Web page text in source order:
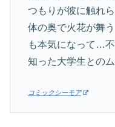
つもりが彼に触れ
体の奥で火花が舞
も本気になって…
知った大学生との
コミックシーモア